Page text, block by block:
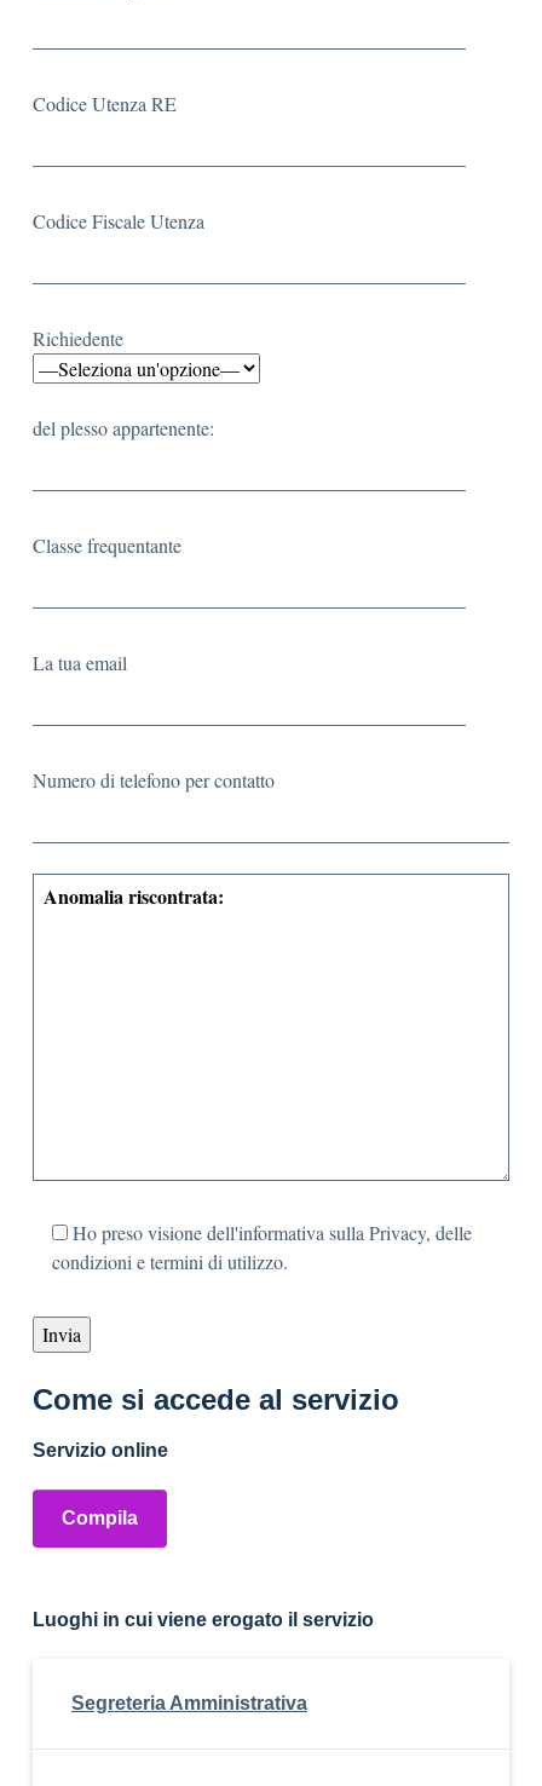
Codice Utenza RE
Codice Fiscale Utenza
Richiedente
del plesso appartenente:
Classe frequentante
La tua email
Numero di telefono per contatto
Ho preso visione dell'informativa sulla Privacy, delle
condizioni e termini di utilizzo.
Come si accede al servizio
Servizio online
Compila
Luoghi in cui viene erogato il servizio
Segreteria Amministrativa